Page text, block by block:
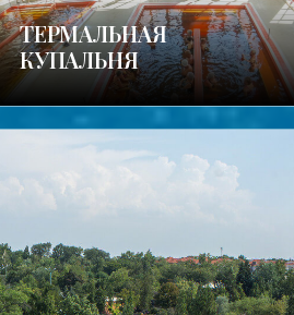
TЕРМАЛЬНАЯ
КУПАЛЬНЯ